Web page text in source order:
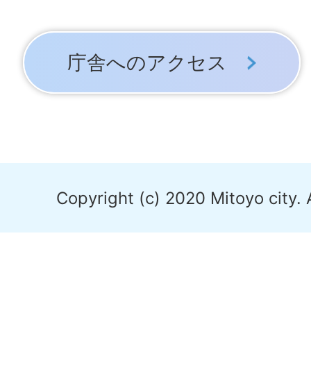
庁舎へのアクセス
Copyright (c) 2020 Mitoyo city.